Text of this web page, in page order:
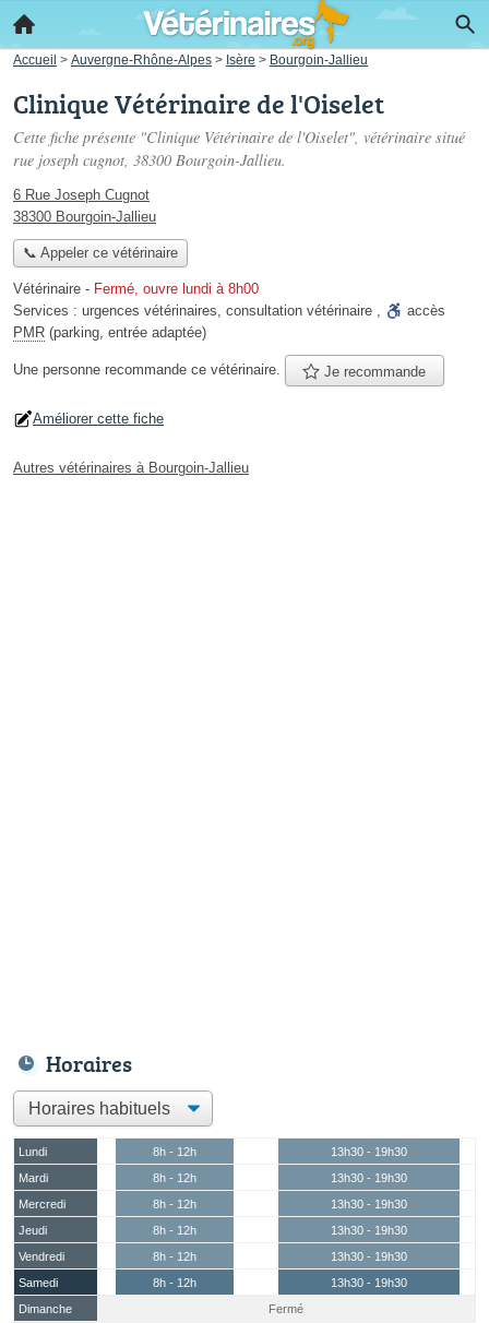
Accueil > Auvergne-Rhône-Alpes > Isère > Bourgoin-Jallieu
Clinique Vétérinaire de l'Oiselet
Cette fiche présente "Clinique Vétérinaire de l'Oiselet", vétérinaire situé
rue joseph cugnot, 38300 Bourgoin-Jallieu.
6 Rue Joseph Cugnot
38300 Bourgoin-Jallieu
📞 Appeler ce vétérinaire
Vétérinaire - Fermé, ouvre lundi à 8h00
Services : urgences vétérinaires, consultation vétérinaire ,
accès
PMR (parking, entrée adaptée)
Une personne recommande ce vétérinaire. Je recommande
Améliorer cette fiche
Autres vétérinaires à Bourgoin-Jallieu
Horaires
Lundi 8h - 12h
13h30 - 19h30
Mardi
8h - 12h
13h30 - 19h30
Mercredi
8h - 12h
13h30 - 19h30
Jeudi
8h - 12h
13h30 - 19h30
Vendredi
8h - 12h
13h30 - 19h30
Samedi
8h - 12h
13h30 - 19h30
Dimanche
Fermé